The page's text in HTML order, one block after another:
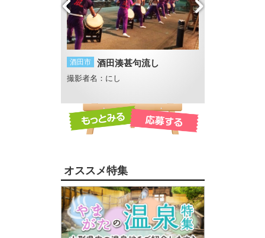
酒田市 酒田湊甚句流し
撮影者名：にし
オススメ特集